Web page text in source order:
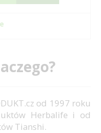
od 1997 roku
Herbalife i od
Tianshi.